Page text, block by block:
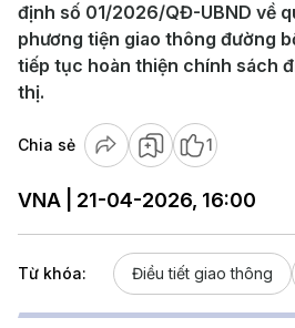
định số 01/2026/QĐ-UBND về
phương tiện giao thông đường
tiếp tục hoàn thiện chính sách
thị.
Chia sẻ 1
VNA | 21-04-2026, 16:00
Từ khóa: Điều tiết giao thông